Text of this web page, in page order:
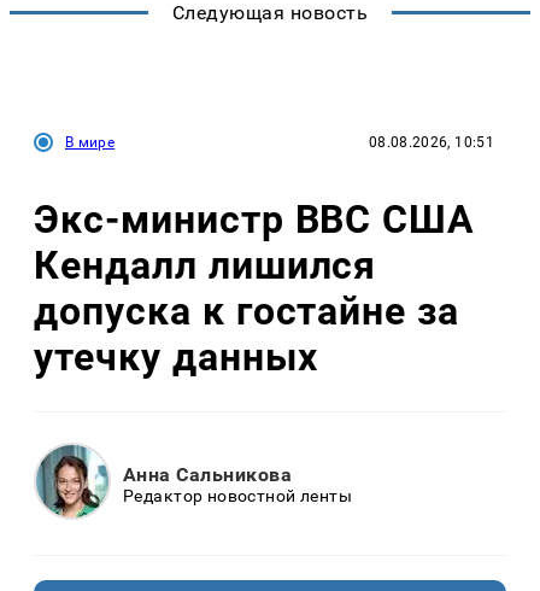
Следующая новость
В мире 08.08.2026, 10:51
Экс-министр ВВС США
Кендалл лишился
допуска к гостайне за
утечку данных
Анна Сальникова
Редактор новостной ленты